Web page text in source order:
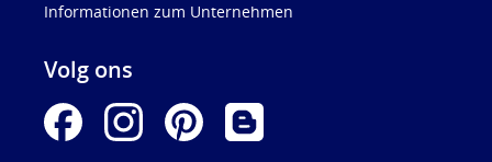
Informationen zum Unternehmen
Volg ons